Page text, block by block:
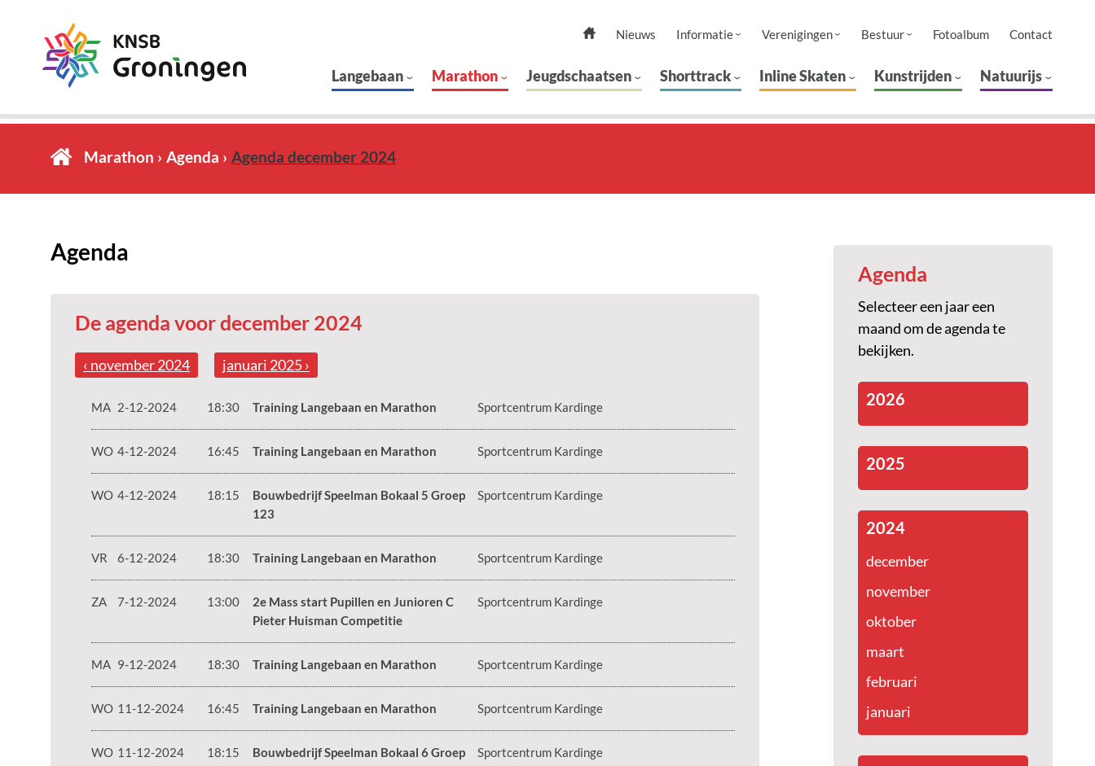
Nieuws Informatie Verenigingen Bestuur Fotoalbum Contact
Langebaan Marathon Jeugdschaatsen Shorttrack Inline Skaten Kunstrijden Natuurijs
Marathon Agenda Agenda december 2024
Agenda
De agenda voor december 2024
‹ november 2024 januari 2025 ›
MA 2-12-2024 18:30 Training Langebaan en Marathon Sportcentrum Kardinge
WO 4-12-2024 16:45 Training Langebaan en Marathon Sportcentrum Kardinge
WO 4-12-2024 18:15
Bouwbedrijf Speelman Bokaal 5 Groep
123
Sportcentrum Kardinge
VR 6-12-2024 18:30 Training Langebaan en Marathon Sportcentrum Kardinge
ZA 7-12-2024 13:00
2e Mass start Pupillen en Junioren C
Pieter Huisman Competitie
Sportcentrum Kardinge
MA 9-12-2024 18:30 Training Langebaan en Marathon Sportcentrum Kardinge
WO 11-12-2024 16:45 Training Langebaan en Marathon Sportcentrum Kardinge
WO 11-12-2024 18:15
Bouwbedrijf Speelman Bokaal 6 Groep
Sportcentrum Kardinge
Agenda
Selecteer een jaar een
maand om de agenda te
bekijken.
2026
2025
2024
december
november
oktober
maart
februari
januari